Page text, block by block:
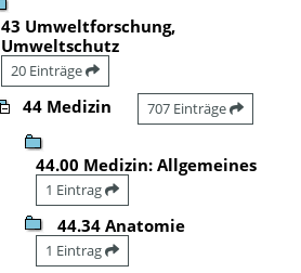
43 Umweltforschung,
Umweltschutz
20 Einträge
44 Medizin 707 Einträge
44.00 Medizin: Allgemeines
1 Eintrag
44.34 Anatomie
1 Eintrag